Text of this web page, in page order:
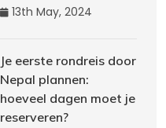
13th May, 2024
Je eerste rondreis door
Nepal plannen:
hoeveel dagen moet je
reserveren?